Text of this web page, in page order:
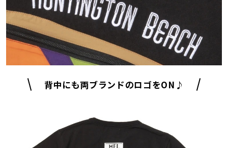
背中にも両ブランドのロゴをON♪